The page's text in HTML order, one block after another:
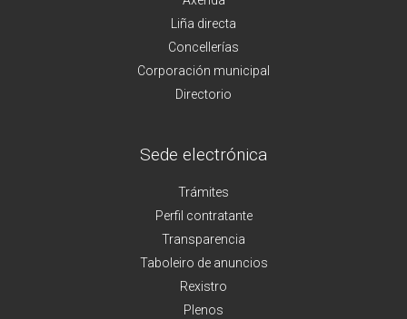
Liña directa
Concellerías
Corporación municipal
Directorio
Sede electrónica
Trámites
Perfil contratante
Transparencia
Taboleiro de anuncios
Rexistro
Plenos